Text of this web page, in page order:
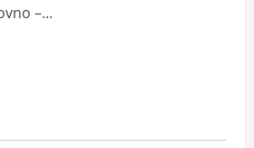
–...